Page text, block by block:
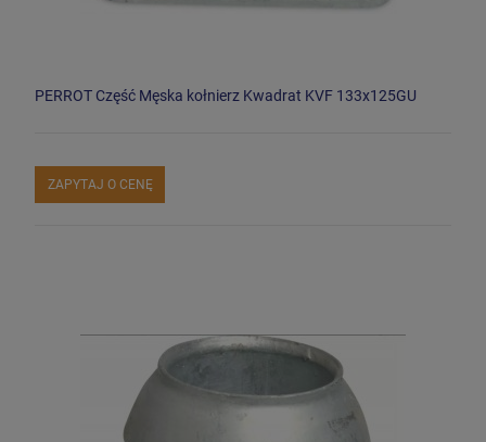
PERROT Część Męska kołnierz Kwadrat KVF 133x125GU
ZAPYTAJ O CENĘ